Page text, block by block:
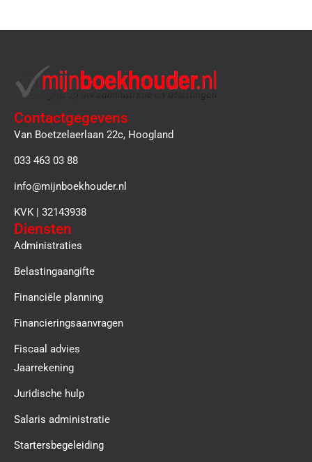
Contactgegevens
Van Boetzelaerlaan 22c, Hoogland
033 463 03 88
info@mijnboekhouder.nl
KVK | 32143938
Diensten
Administraties
Belastingaangifte
Financiële planning
Financieringsaanvragen
Fiscaal advies
Jaarrekening
Juridische hulp
Salaris administratie
Startersbegeleiding